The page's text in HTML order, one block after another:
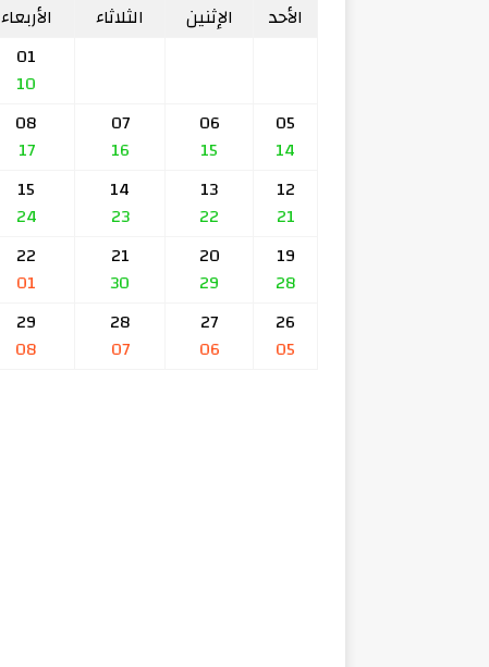
الأحد
الإثنين الثلاثاء الأربعاء
01
10
05
14
06
15
07
16
08
17
12
21
13
22
14
23
15
24
19
28
20
29
21
30
22
01
26
05
27
06
28
07
29
08